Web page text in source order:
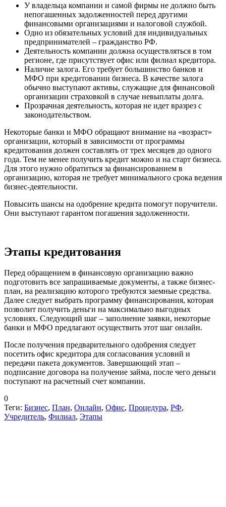
У владельца компании и самой фирмы не должно быть
непогашенных задолженностей перед другими
финансовыми организациями и налоговой службой.
Одно из обязательных условий для индивидуальных
предпринимателей – гражданство РФ.
Деятельность компании должна осуществляться в том
регионе, где присутствует офис или филиал кредитора.
Наличие залога. Его требует большинство банков и
МФО при кредитовании бизнеса. В качестве залога
обычно выступают активы, служащие для финансовой
организации страховкой в случае невыплаты долга.
Прозрачная деятельность, которая не идет вразрез с
законодательством.
Некоторые банки и МФО обращают внимание на «возраст»
организации, который в зависимости от программы
кредитования должен составлять от трех месяцев до одного
года. Тем не менее получить кредит можно и на старт бизнеса.
Для этого нужно обратиться за финансированием в
организацию, которая не требует минимального срока ведения
бизнес-деятельности.
Повысить шансы на одобрение кредита помогут поручители.
Они выступают гарантом погашения задолженности.
Этапы кредитования
Перед обращением в финансовую организацию важно
подготовить все запрашиваемые документы, а также бизнес-
план, на реализацию которого требуются заемные средства.
Далее следует выбрать программу финансирования, которая
позволит получить деньги на максимально выгодных
условиях. Следующий шаг – заполнение заявки, некоторые
банки и МФО предлагают осуществить этот шаг онлайн.
После получения предварительного одобрения следует
посетить офис кредитора для согласования условий и
передачи пакета документов. Завершающий этап –
подписание договора на получение займа, после чего деньги
поступают на расчетный счет компании.
0
Теги: Бизнес, План, Онлайн, Офис, Процедура, РФ,
Учредитель, Филиал, Этапы